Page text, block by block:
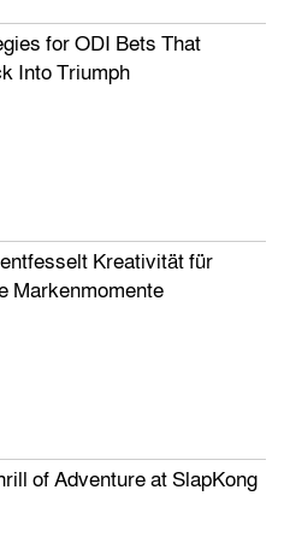
for ODI Bets That
Into Triumph
Kreativität für
Markenmomente
of Adventure at SlapKong